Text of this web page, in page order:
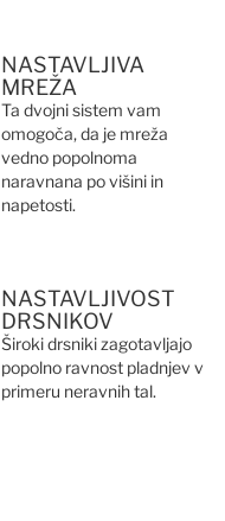
NASTAVLJIVA
MREŽA
Ta dvojni sistem vam
omogoča, da je mreža
vedno popolnoma
naravnana po višini in
napetosti.
NASTAVLJIVOST
DRSNIKOV
Široki drsniki zagotavljajo
popolno ravnost pladnjev v
primeru neravnih tal.